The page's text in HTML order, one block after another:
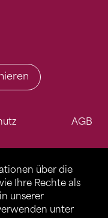
über die
Ihre Rechte als
unserer
unter
AGB